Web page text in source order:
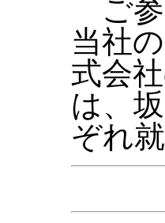
ご参
当社
式会
は、
ぞれ